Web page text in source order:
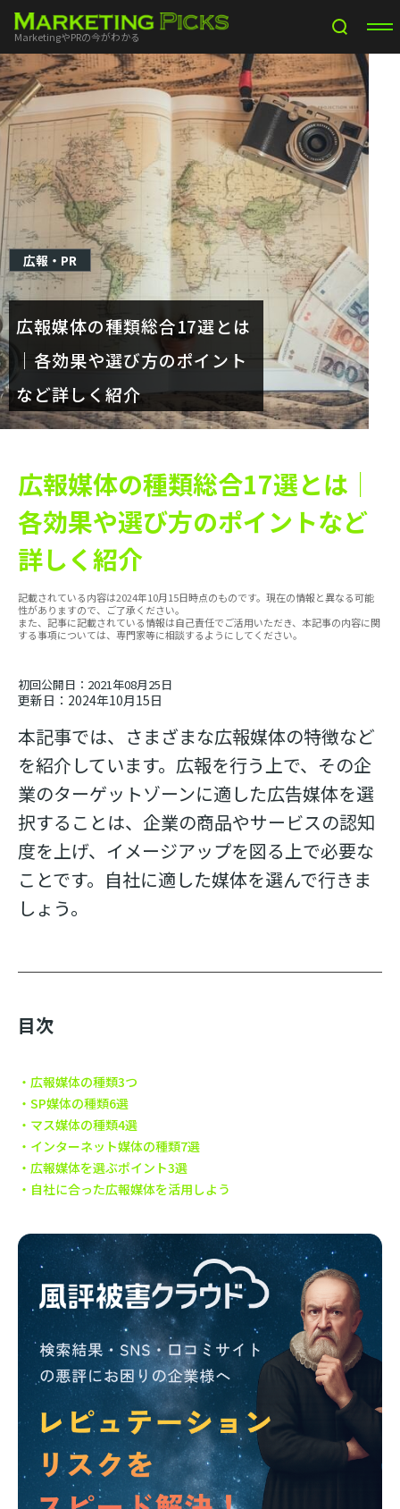
MarketingやPRの今がわかる
広報・PR
広報媒体の種類総合17選とは
｜各効果や選び方のポイント
など詳しく紹介
広報媒体の種類総合17選とは｜
各効果や選び方のポイントなど
詳しく紹介
記載されている内容は2024年10月15日時点のものです。現在の情報と異なる可能
性がありますので、ご了承ください。
また、記事に記載されている情報は自己責任でご活用いただき、本記事の内容に関
する事項については、専門家等に相談するようにしてください。
初回公開日：2021年08月25日
更新日：2024年10月15日
本記事では、さまざまな広報媒体の特徴など
を紹介しています。広報を行う上で、その企
業のターゲットゾーンに適した広告媒体を選
択することは、企業の商品やサービスの認知
度を上げ、イメージアップを図る上で必要な
ことです。自社に適した媒体を選んで行きま
しょう。
目次
広報媒体の種類3つ
SP媒体の種類6選
マス媒体の種類4選
インターネット媒体の種類7選
広報媒体を選ぶポイント3選
自社に合った広報媒体を活用しよう